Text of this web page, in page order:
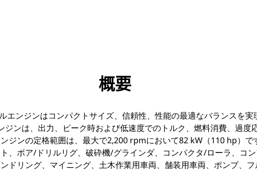
ツアー
概要
エンジンはコンパクトサイズ、信頼性、性能の最適なバランスを
ジンは、出力、ピーク時および低速度でのトルク、燃料消費、過度
ジンの定格範囲は、最大で2,200 rpmにおいて82 kW（110 hp）で
、ボア/ドリルリグ、破砕機/グラインダ、コンパクタ/ローラ、コン
ドリング、マイニング、土木作業用車両、舗装用車両、ポンプ、